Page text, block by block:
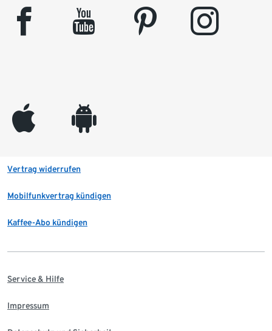
facebook youtube pinterest instagram
appleinc android
Vertrag widerrufen
Mobilfunkvertrag kündigen
Kaffee-Abo kündigen
Service & Hilfe
Impressum